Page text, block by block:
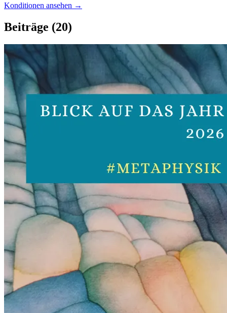
Konditionen ansehen →
Beiträge (20)